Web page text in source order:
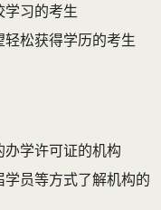
学习的考生
轻松获得学历的考生
办学许可证的机构
学员等方式了解机构的